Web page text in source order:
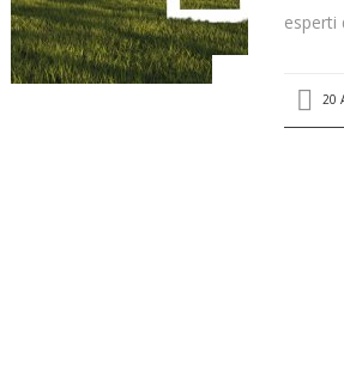
esperti
20